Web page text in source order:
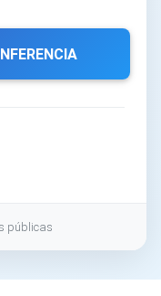
públicas